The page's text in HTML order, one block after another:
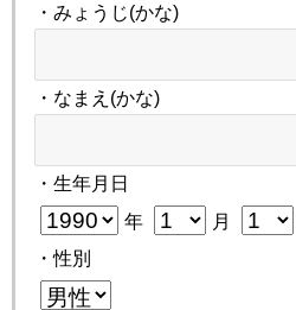
・みょうじ(かな)
・なまえ(かな)
・生年月日
年 月
・性別